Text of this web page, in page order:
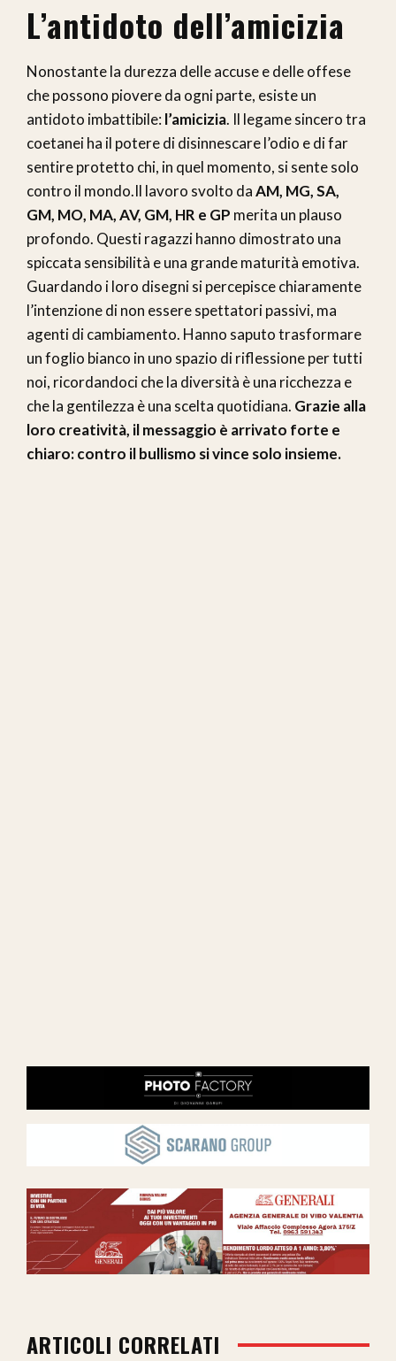
L’antidoto dell’amicizia
Nonostante la durezza delle accuse e delle offese
che possono piovere da ogni parte, esiste un
antidoto imbattibile: l’amicizia. Il legame sincero tra
coetanei ha il potere di disinnescare l’odio e di far
sentire protetto chi, in quel momento, si sente solo
contro il mondo.Il lavoro svolto daAM, MG, SA,
GM, MO, MA, AV, GM, HR e GP merita un plauso
profondo. Questi ragazzi hanno dimostrato una
spiccata sensibilità e una grande maturità emotiva.
Guardando i loro disegni si percepisce chiaramente
l’intenzione di non essere spettatori passivi, ma
agenti di cambiamento. Hanno saputo trasformare
un foglio bianco in uno spazio di riflessione per tutti
noi, ricordandoci che la diversità è una ricchezza e
che la gentilezza è una scelta quotidiana. Grazie alla
loro creatività, il messaggio è arrivato forte e
chiaro: contro il bullismo si vince solo insieme.
ARTICOLI CORRELATI